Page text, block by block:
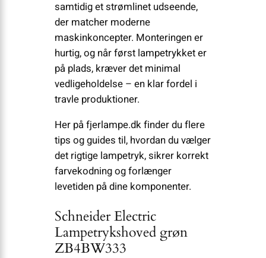
samtidig et strømlinet udseende,
der matcher moderne
maskinkoncepter. Monteringen er
hurtig, og når først lampetrykket er
på plads, kræver det minimal
vedligeholdelse – en klar fordel i
travle produktioner.
Her på fjerlampe.dk finder du flere
tips og guides til, hvordan du vælger
det rigtige lampetryk, sikrer korrekt
farvekodning og forlænger
levetiden på dine komponenter.
Schneider Electric
Lampetrykshoved grøn
ZB4BW333